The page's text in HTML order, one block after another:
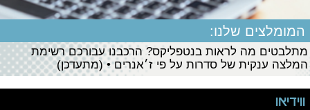
המומלצים שלנו:
מתלבטים מה לראות בנטפליקס? הרכבנו עבורכם רשימת
המלצה ענקית של סדרות על פי ז׳אנרים • (מתעדכן)
ווידיאו